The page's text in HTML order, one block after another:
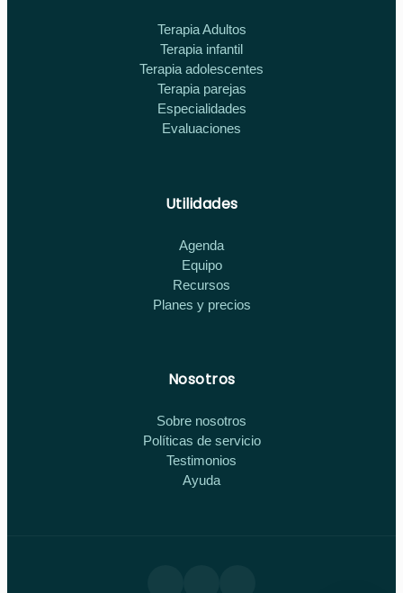
Terapia Adultos
Terapia infantil
Terapia adolescentes
Terapia parejas
Especialidades
Evaluaciones
Utilidades
Agenda
Equipo
Recursos
Planes y precios
Nosotros
Sobre nosotros
Políticas de servicio
Testimonios
Ayuda